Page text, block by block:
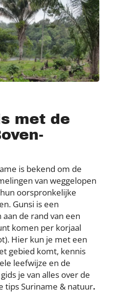
met de
is bekend om de
van weggelopen
oorspronkelijke
Gunsi is een
de rand van een
komen per korjaal
Hier kun je met een
gebied komt, kennis
leefwijze en de
je van alles over de
tips Suriname & natuur.